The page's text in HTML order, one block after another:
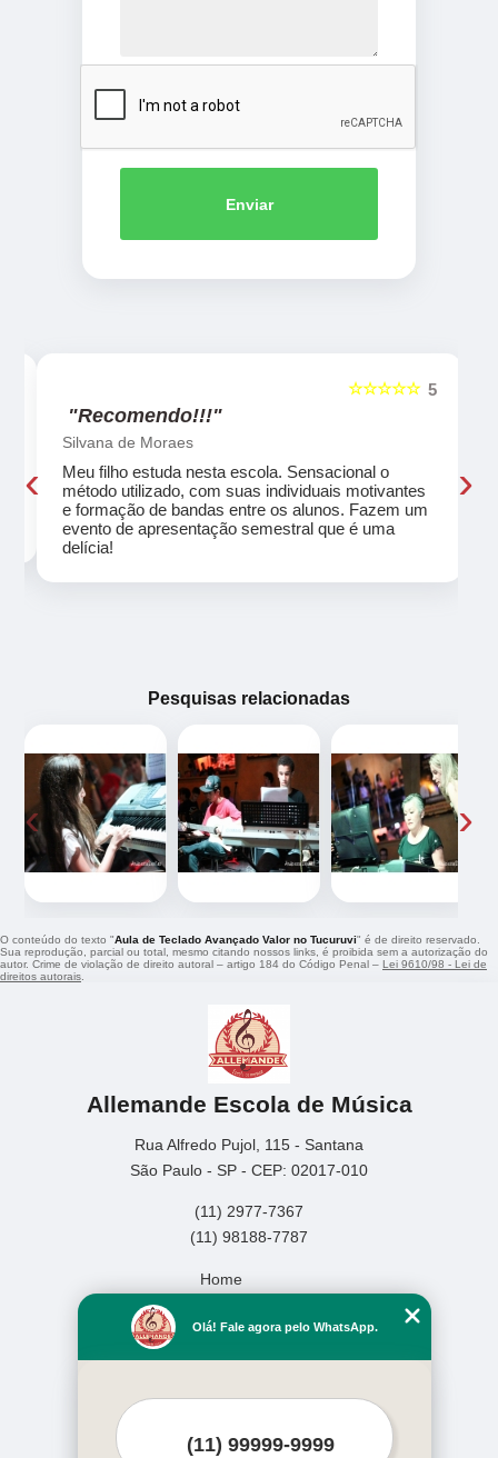
Enviar
5
☆☆☆☆☆
"Recomendo!!!"
Silvana de Moraes
Meu filho estuda nesta escola. Sensacional o
método utilizado, com suas individuais motivantes
e formação de bandas entre os alunos. Fazem um
evento de apresentação semestral que é uma
delícia!
‹ ›
Pesquisas relacionadas
‹ ›
O conteúdo do texto "Aula de Teclado Avançado Valor no Tucuruvi" é de direito reservado.
Sua reprodução, parcial ou total, mesmo citando nossos links, é proibida sem a autorização do
autor. Crime de violação de direito autoral – artigo 184 do Código Penal – Lei 9610/98 - Lei de
direitos autorais
Allemande Escola de Música
Rua Alfredo Pujol, 115 - Santana
São Paulo - SP - CEP: 02017-010
(11) 2977-7367
(11) 98188-7787
Home
Missão
Serviços
Mais Serviços
Olá! Fale agora pelo WhatsApp.